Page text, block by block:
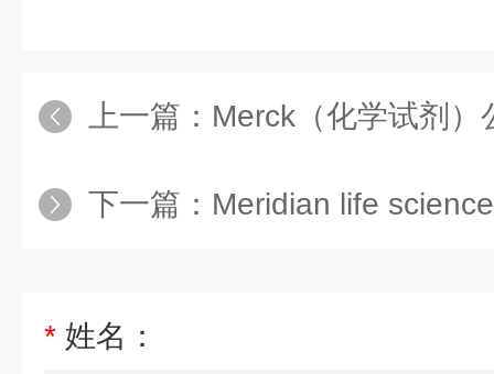
上一篇： Merck（化学试剂）公司
下一篇： Meridian life science公司
* 姓名：